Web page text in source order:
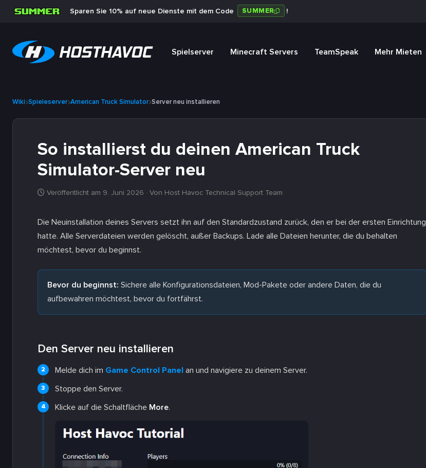
Sparen Sie 10% auf neue Dienste mit dem Code SUMMER !
Spielserver Minecraft Servers TeamSpeak Mehr Mieten
Wiki Spieleserver American Truck Simulator Server neu installieren
So installierst du deinen American Truck
Simulator-Server neu
Veröffentlicht am 9. Juni 2026 · Von Host Havoc Technical Support Team
Die Neuinstallation deines Servers setzt ihn auf den Standardzustand zurück, den er bei der ersten Einrichtung
hatte. Alle Serverdateien werden gelöscht, außer Backups. Lade alle Dateien herunter, die du behalten
möchtest, bevor du beginnst.
Bevor du beginnst: Sichere alle Konfigurationsdateien, Mod-Pakete oder andere Daten, die du
aufbewahren möchtest, bevor du fortfährst.
Den Server neu installieren
Melde dich im Game Control Panel an und navigiere zu deinem Server.
Stoppe den Server.
Klicke auf die Schaltfläche More.